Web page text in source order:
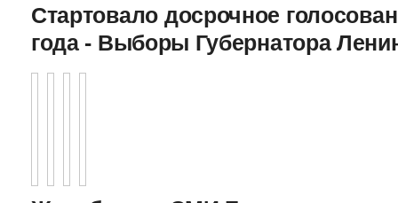
Стартовало досрочное
года - Выборы Губернатора